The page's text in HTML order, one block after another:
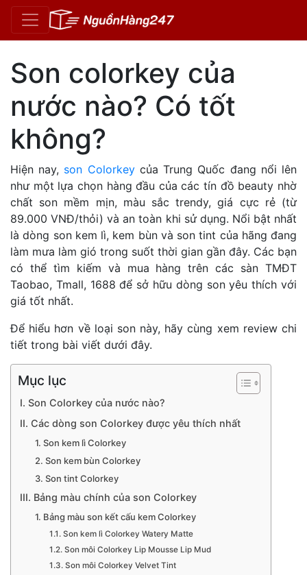
Son colorkey của
nước nào? Có tốt
không?
Hiện nay, son Colorkeycủa Trung Quốc đang nổi lên
như một lựa chọn hàng đầu của các tín đồ beauty nhờ
chất son mềm mịn, màu sắc trendy, giá cực rẻ (từ
89.000 VNĐ/thỏi) và an toàn khi sử dụng. Nổi bật nhất
là dòng son kem lì, kem bùn và son tint của hãng đang
làm mưa làm gió trong suốt thời gian gần đây. Các bạn
có thể tìm kiếm và mua hàng trên các sàn TMĐT
Taobao, Tmall, 1688 để sở hữu dòng son yêu thích với
giá tốt nhất.
Để hiểu hơn về loại son này, hãy cùng xem review chi
tiết trong bài viết dưới đây.
Mục lục
I. Son Colorkey của nước nào?
II. Các dòng son Colorkey được yêu thích nhất
1. Son kem lì Colorkey
2. Son kem bùn Colorkey
3. Son tint Colorkey
III. Bảng màu chính của son Colorkey
1. Bảng màu son kết cấu kem Colorkey
1.1. Son kem lì Colorkey Watery Matte
1.2. Son môi Colorkey Lip Mousse Lip Mud
1.3. Son môi Colorkey Velvet Tint